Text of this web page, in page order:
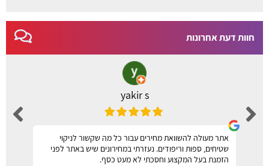
חוות דעת אחרונות
yakir s
אתר מעולה להשוואת מחירים עבור כל מה שקשור לניקוי
שטיחים, ספות וריפודים. נעזרתי במחירונים שיש באתר לפני
הזמנת בעל המקצוע וחסכתי לא מעט כסף.